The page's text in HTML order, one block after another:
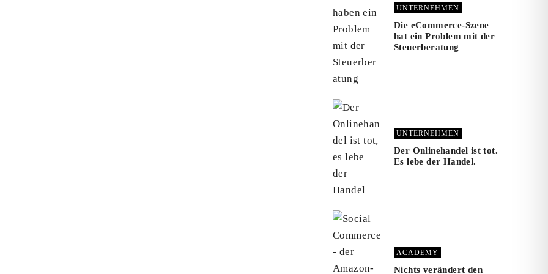
UNTERNEHMEN
Die eCommerce-Szene
hat ein Problem mit der
Steuerberatung
UNTERNEHMEN
Der Onlinehandel ist tot.
Es lebe der Handel.
ACADEMY
Nichts verändert den